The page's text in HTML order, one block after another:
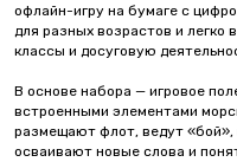
офлайн-игру на бумаге с
для разных возрастов и легко
классы и досуговую
В основе набора — игровое
встроенными элементами
размещают флот, ведут «бой»,
осваивают новые слова и